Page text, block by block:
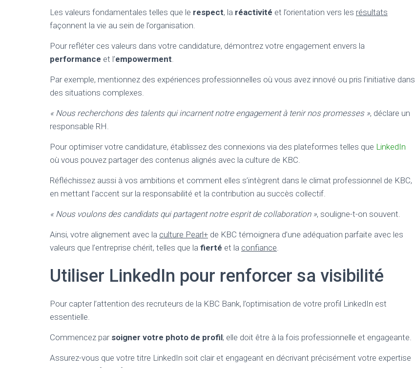
Les valeurs fondamentales telles que le respect, la réactivité et l’orientation vers les résultats
façonnent la vie au sein de l’organisation.
Pour refléter ces valeurs dans votre candidature, démontrez votre engagement envers la
performance et l’empowerment.
Par exemple, mentionnez des expériences professionnelles où vous avez innové ou pris l’initiative dans
des situations complexes.
« Nous recherchons des talents qui incarnent notre engagement à tenir nos promesses », déclare un
responsable RH.
Pour optimiser votre candidature, établissez des connexions via des plateformes telles que LinkedIn
où vous pouvez partager des contenus alignés avec la culture de KBC.
Réfléchissez aussi à vos ambitions et comment elles s’intègrent dans le climat professionnel de KBC,
en mettant l’accent sur la responsabilité et la contribution au succès collectif.
« Nous voulons des candidats qui partagent notre esprit de collaboration », souligne-t-on souvent.
Ainsi, votre alignement avec la culture Pearl+ de KBC témoignera d’une adéquation parfaite avec les
valeurs que l’entreprise chérit, telles que la fierté et la confiance.
Utiliser LinkedIn pour renforcer sa visibilité
Pour capter l’attention des recruteurs de la KBC Bank, l’optimisation de votre profil LinkedIn est
essentielle.
Commencez par soigner votre photo de profil; elle doit être à la fois professionnelle et engageante.
Assurez-vous que votre titre LinkedIn soit clair et engageant en décrivant précisément votre expertise